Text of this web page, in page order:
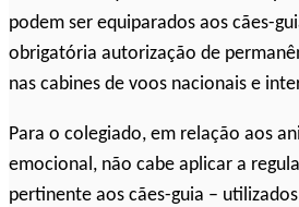
podem ser equiparados aos cães-
obrigatória autorização de
nas cabines de voos nacionais e
Para o colegiado, em relação aos
emocional, não cabe aplicar a
pertinente aos cães-guia –